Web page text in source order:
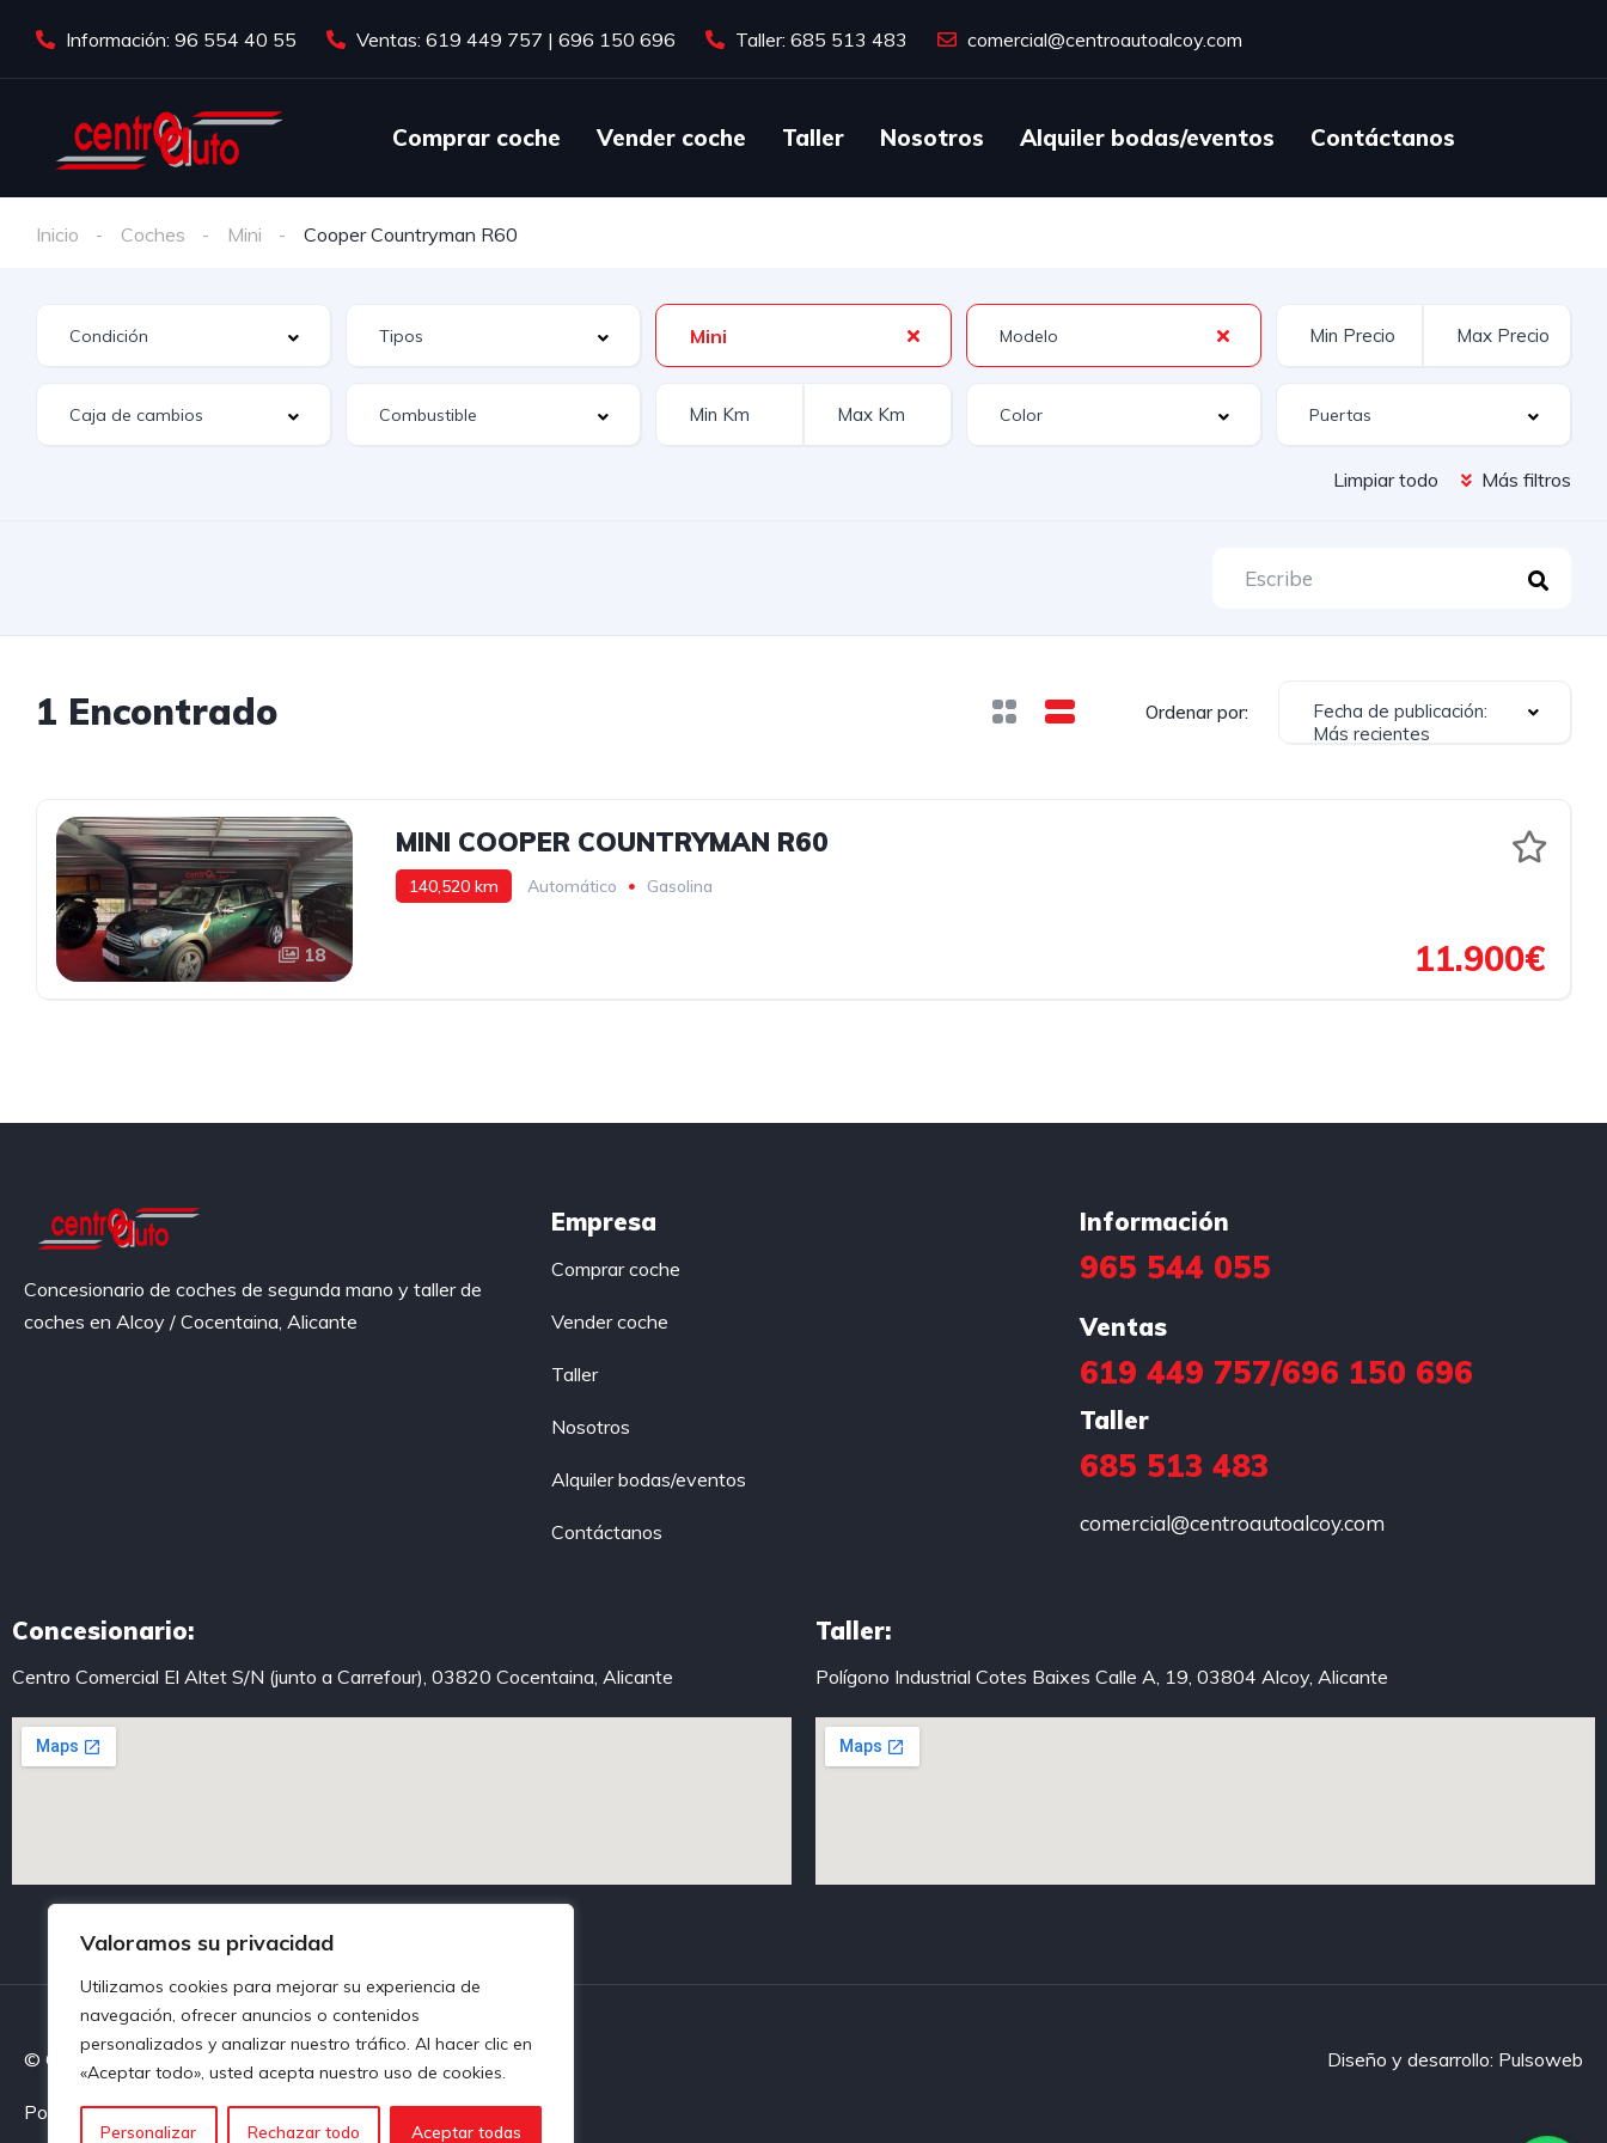
Valoramos su privacidad
Utilizamos cookies para mejorar su experiencia de
navegación, ofrecer anuncios o contenidos
personalizados y analizar nuestro tráfico. Al hacer clic en
«Aceptar todo», usted acepta nuestro uso de cookies.
Personalizar Rechazar todo Aceptar todas
Información: 96 554 40 55 Ventas: 619 449 757 | 696 150 696 Taller: 685 513 483 comercial@centroautoalcoy.com
Comprar coche Vender coche Taller Nosotros Alquiler bodas/eventos Contáctanos
Inicio Coches Mini Cooper Countryman R60
Mini
Limpiar todo Más filtros
1 Encontrado Ordenar por:
Fecha de publicación:
Más recientes
18
MINI COOPER COUNTRYMAN R60
140,520 km Automático Gasolina
11.900€
Concesionario de coches de segunda mano y taller de
coches en Alcoy / Cocentaina, Alicante
Empresa
Comprar coche
Vender coche
Taller
Nosotros
Alquiler bodas/eventos
Contáctanos
Información
965 544 055
Ventas
619 449 757/696 150 696
Taller
685 513 483
comercial@centroautoalcoy.com
Concesionario:
Centro Comercial El Altet S/N (junto a Carrefour), 03820 Cocentaina, Alicante
Taller:
Polígono Industrial Cotes Baixes Calle A, 19, 03804 Alcoy, Alicante
© Centroautoalcoy. Todos los derechos reservados
Política de privacidad Política de Cookies Aviso legal
Diseño y desarrollo: Pulsoweb